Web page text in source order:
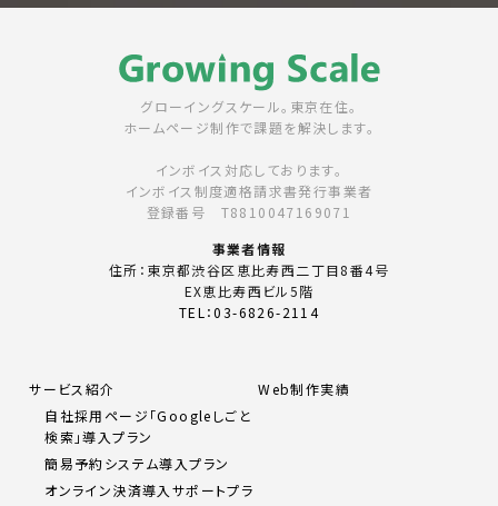
グローイングスケール。東京在住。
ホームページ制作で課題を解決します。
インボイス対応しております。
インボイス制度適格請求書発行事業者
登録番号 T8810047169071
事業者情報
住所：東京都渋谷区恵比寿西二丁目8番4号
EX恵比寿西ビル5階
TEL：03-6826-2114
サービス紹介
自社採用ページ「Googleしごと
検索」導入プラン
簡易予約システム導入プラン
オンライン決済導入サポートプラ
Web制作実績